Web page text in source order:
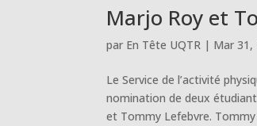
Marjo Roy et
par En Tête UQTR | Mar 31,
Le Service de l’activité
nomination de deux
et Tommy Lefebvre. Tommy